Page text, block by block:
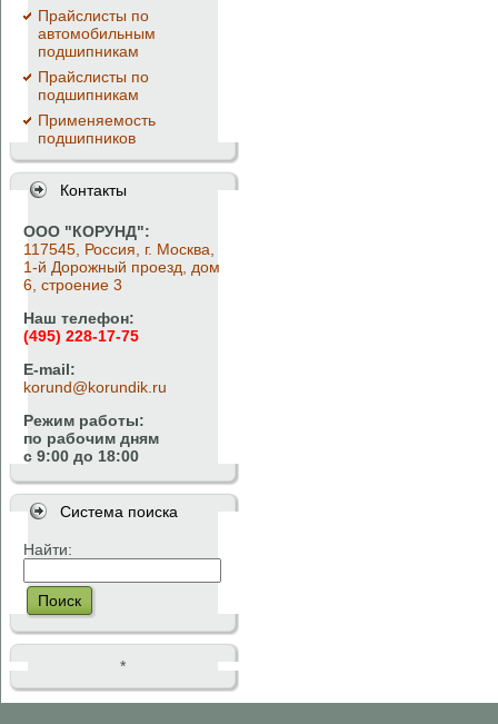
Прайслисты по
автомобильным
подшипникам
Прайслисты по
подшипникам
Применяемость
подшипников
Контакты
ООО "КОРУНД":
117545, Россия, г. Москва,
1-й Дорожный проезд, дом
6, строение 3
Наш телефон:
(495) 228-17-75
E-mail:
korund@korundik.ru
Режим работы:
по рабочим дням
с 9:00 до 18:00
Система поиска
Найти:
Поиск
*